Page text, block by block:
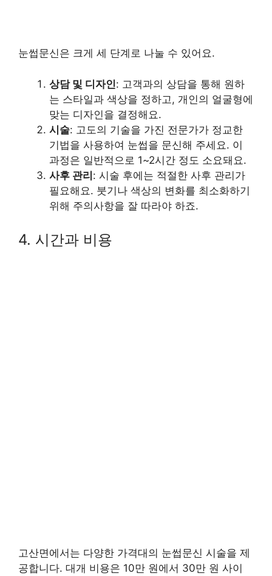
눈썹문신은 크게 세 단계로 나눌 수 있어요.
상담 및 디자인: 고객과의 상담을 통해 원하
는 스타일과 색상을 정하고, 개인의 얼굴형에
맞는 디자인을 결정해요.
시술: 고도의 기술을 가진 전문가가 정교한
기법을 사용하여 눈썹을 문신해 주세요. 이
과정은 일반적으로 1~2시간 정도 소요돼요.
사후 관리: 시술 후에는 적절한 사후 관리가
필요해요. 붓기나 색상의 변화를 최소화하기
위해 주의사항을 잘 따라야 하죠.
4. 시간과 비용
고산면에서는 다양한 가격대의 눈썹문신 시술을 제
공합니다. 대개 비용은 10만 원에서 30만 원 사이